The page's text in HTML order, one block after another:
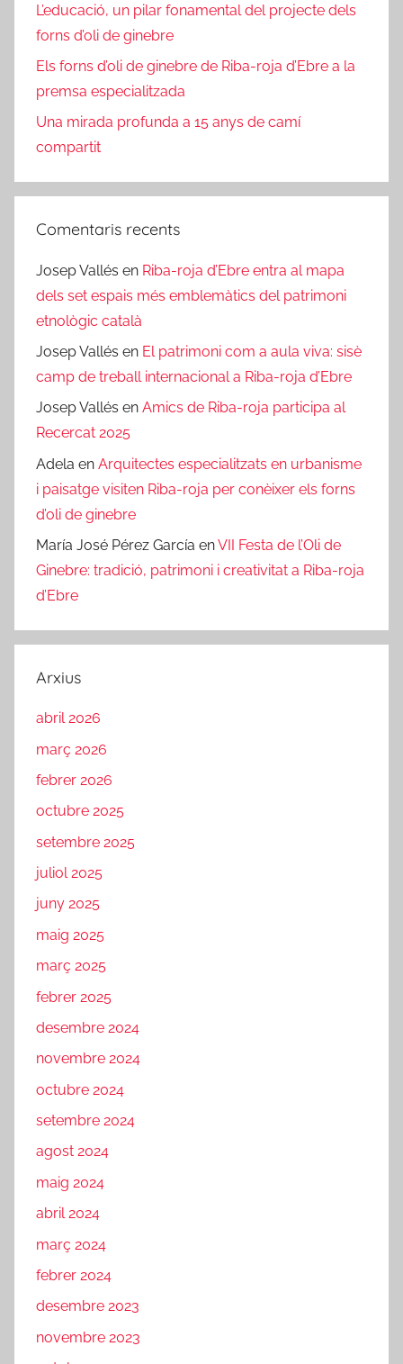
t
i
v
a
L’educació, un pilar fonamental del projecte dels
forns d’oli de ginebre
Els forns d’oli de ginebre de Riba-roja d’Ebre a la
premsa especialitzada
Una mirada profunda a 15 anys de camí
compartit
Comentaris recents
Josep Vallés en Riba-roja d’Ebre entra al mapa
dels set espais més emblemàtics del patrimoni
etnològic català
Josep Vallés en El patrimoni com a aula viva: sisè
camp de treball internacional a Riba-roja d’Ebre
Josep Vallés en Amics de Riba-roja participa al
Recercat 2025
Adela en Arquitectes especialitzats en urbanisme
i paisatge visiten Riba-roja per conèixer els forns
d’oli de ginebre
María José Pérez García enVII Festa de l’Oli de
Ginebre: tradició, patrimoni i creativitat a Riba-roja
d’Ebre
Arxius
abril 2026
març 2026
febrer 2026
octubre 2025
setembre 2025
juliol 2025
juny 2025
maig 2025
març 2025
febrer 2025
desembre 2024
novembre 2024
octubre 2024
setembre 2024
agost 2024
maig 2024
abril 2024
març 2024
febrer 2024
desembre 2023
novembre 2023